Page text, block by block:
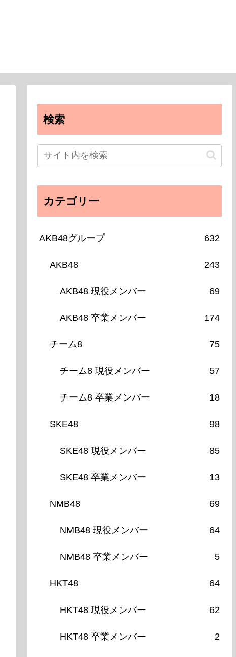
検索
カテゴリー
AKB48グループ 632
AKB48 243
AKB48 現役メンバー 69
AKB48 卒業メンバー 174
チーム8 75
チーム8 現役メンバー 57
チーム8 卒業メンバー 18
SKE48 98
SKE48 現役メンバー 85
SKE48 卒業メンバー 13
NMB48 69
NMB48 現役メンバー 64
NMB48 卒業メンバー 5
HKT48 64
HKT48 現役メンバー 62
HKT48 卒業メンバー 2